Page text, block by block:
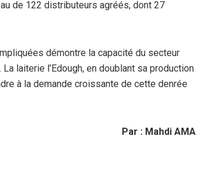
de 122 distributeurs agréés, dont 27
démontre la capacité du secteur
laiterie l’Edough, en doublant sa production
à la demande croissante de cette denrée
Par : Mahdi AMA